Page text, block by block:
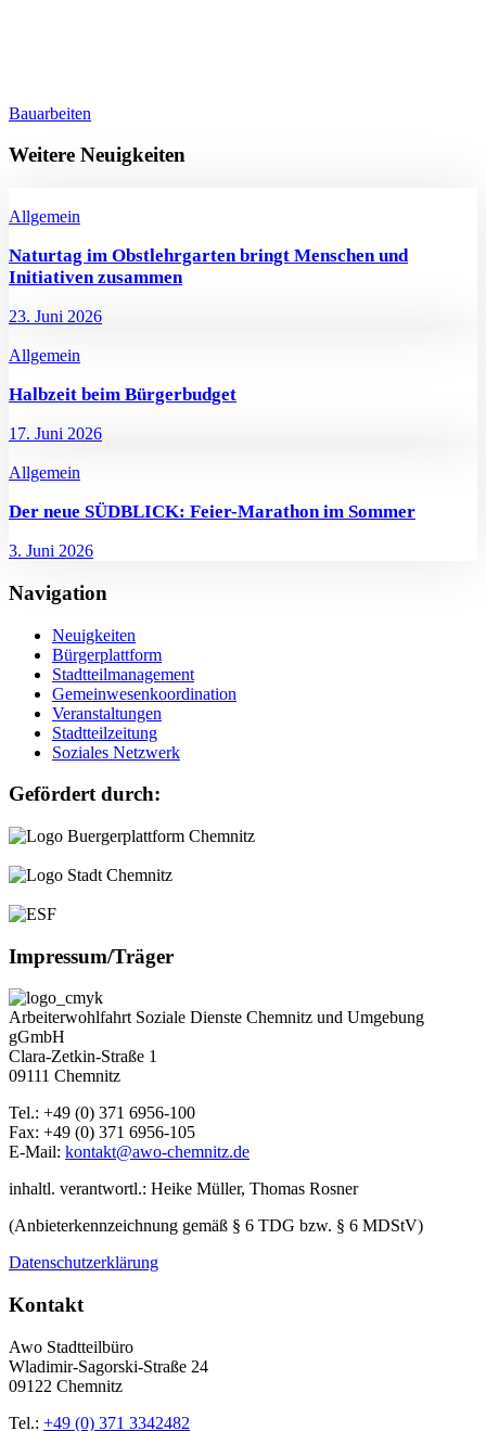
Bauarbeiten
Weitere Neuigkeiten
Allgemein
Naturtag im Obstlehrgarten bringt Menschen und
Initiativen zusammen
23. Juni 2026
Allgemein
Halbzeit beim Bürgerbudget
17. Juni 2026
Allgemein
Der neue SÜDBLICK: Feier-Marathon im Sommer
3. Juni 2026
Navigation
Neuigkeiten
Bürgerplattform
Stadtteilmanagement
Gemeinwesenkoordination
Veranstaltungen
Stadtteilzeitung
Soziales Netzwerk
Gefördert durch:
Impressum/Träger
Arbeiterwohlfahrt Soziale Dienste Chemnitz und Umgebung
gGmbH
Clara-Zetkin-Straße 1
09111 Chemnitz
Tel.: +49 (0) 371 6956-100
Fax: +49 (0) 371 6956-105
E-Mail: kontakt@awo-chemnitz.de
inhaltl. verantwortl.: Heike Müller, Thomas Rosner
(Anbieterkennzeichnung gemäß § 6 TDG bzw. § 6 MDStV)
Datenschutzerklärung
Kontakt
Awo Stadtteilbüro
Wladimir-Sagorski-Straße 24
09122 Chemnitz
Tel.: +49 (0) 371 3342482